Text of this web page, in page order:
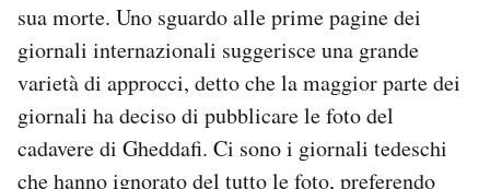
AREA PERSONALE
Area Personale
Regala il Post
sua morte. Uno sguardo alle prime pagine dei
giornali internazionali suggerisce una grande
varietà di approcci, detto che la maggior parte dei
giornali ha deciso di pubblicare le foto del
cadavere di Gheddafi. Ci sono i giornali tedeschi
che hanno ignorato del tutto le foto, preferendo